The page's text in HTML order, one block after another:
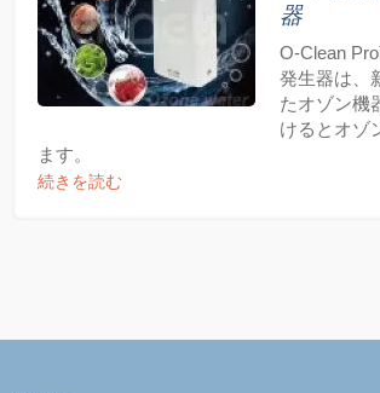
器
O-Clean
発生器は、
たオゾン機
けるとオゾ
ます。
続きを読む